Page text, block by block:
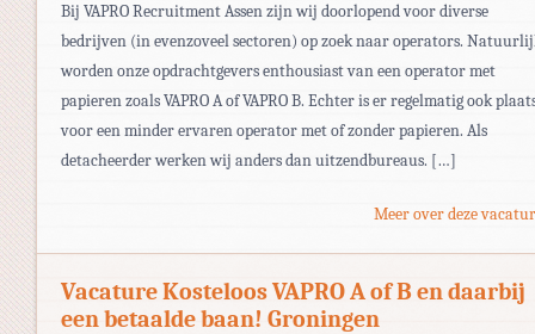
Bij VAPRO Recruitment Assen zijn wij doorlopend voor diverse
bedrijven (in evenzoveel sectoren) op zoek naar operators.
worden onze opdrachtgevers enthousiast van een operator met
papieren zoals VAPRO A of VAPRO B. Echter is er regelmatig ook
voor een minder ervaren operator met of zonder papieren. Als
detacheerder werken wij anders dan uitzendbureaus. […]
Meer over deze
Vacature Kosteloos VAPRO A of B en daarbij
een betaalde baan! Groningen